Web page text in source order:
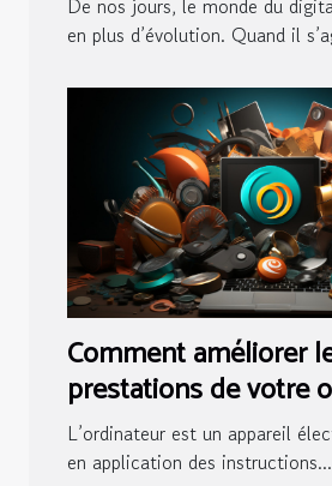
en plus d’évolution. Quand il
Comment améliorer
prestations de votre
L’ordinateur est un appareil
en application des instructions...